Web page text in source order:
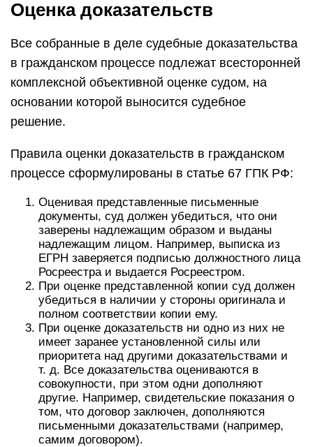
Оценка доказательств
Все собранные в деле судебные доказательства
в гражданском процессе подлежат всесторонней
комплексной объективной оценке судом, на
основании которой выносится судебное
решение.
Правила оценки доказательств в гражданском
процессе сформулированы в статье 67 ГПК РФ:
Оценивая представленные письменные
документы, суд должен убедиться, что они
заверены надлежащим образом и выданы
надлежащим лицом. Например, выписка из
ЕГРН заверяется подписью должностного лица
Росреестра и выдается Росреестром.
При оценке представленной копии суд должен
убедиться в наличии у стороны оригинала и
полном соответствии копии ему.
При оценке доказательств ни одно из них не
имеет заранее установленной силы или
приоритета над другими доказательствами и
т. д. Все доказательства оцениваются в
совокупности, при этом одни дополняют
другие. Например, свидетельские показания о
том, что договор заключен, дополняются
письменными доказательствами (например,
самим договором).